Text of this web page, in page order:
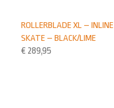
ROLLERBLADE XL – INLINE
SKATE – BLACK/LIME
€ 289,95